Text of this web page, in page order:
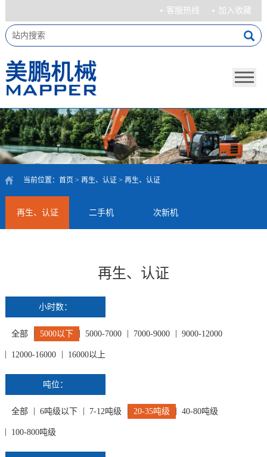
客服热线 加入收藏
当前位置： 首页 > 再生、认证 > 再生、认证
再生、认证 二手机 次新机
再生、认证
小时数：
全部 5000以下 5000-7000 7000-9000 9000-12000
12000-16000 16000以上
吨位：
全部 6吨级以下 7-12吨级 20-35吨级 40-80吨级
100-800吨级